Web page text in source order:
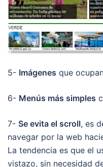
5- Imágenes que
6- Menús más simples
7- Se evita el scroll, es
navegar por la web
La tendencia es que el
vistazo, sin necesidad